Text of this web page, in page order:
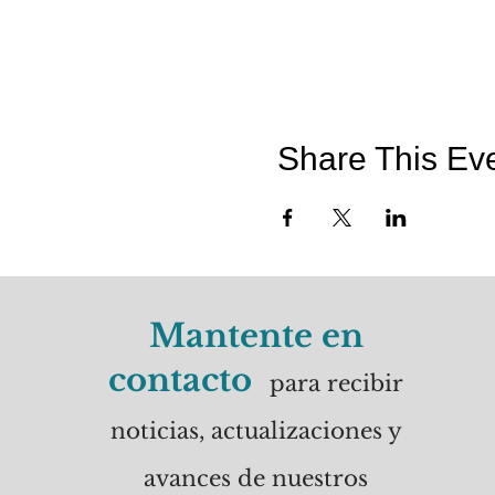
Share This
Mantente en
contacto
para recibir
noticias, actualizaciones y
avances de nuestros